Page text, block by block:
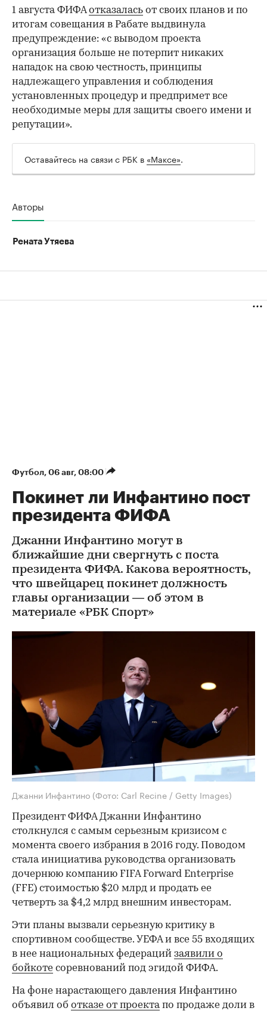
1 августа ФИФАотказалась от своих планов и по
итогам совещания в Рабате выдвинула
предупреждение: «с выводом проекта
организация больше не потерпит никаких
нападок на свою честность, принципы
надлежащего управления и соблюдения
установленных процедур и предпримет все
необходимые меры для защиты своего имени и
репутации».
Оставайтесь на связи с РБК в «Максе».
Авторы
Рената Утяева
Футбол⁠, 06 авг, 08:00
Покинет ли Инфантино пост
президента ФИФА
Джанни Инфантино могут в
ближайшие дни свергнуть с поста
президента ФИФА. Какова вероятность,
что швейцарец покинет должность
главы организации — об этом в
материале «РБК Спорт»
Джанни Инфантино (Фото: Carl Recine / Getty Images)
Президент ФИФА Джанни Инфантино
столкнулся с самым серьезным кризисом с
момента своего избрания в 2016 году. Поводом
стала инициатива руководства организовать
дочернюю компанию FIFA Forward Enterprise
(FFE) стоимостью $20 млрд и продать ее
четверть за $4,2 млрд внешним инвесторам.
Эти планы вызвали серьезную критику в
спортивном сообществе. УЕФА и все 55 входящих
в нее национальных федераций заявили о
бойкоте соревнований под эгидой ФИФА.
На фоне нарастающего давления Инфантино
объявил об отказе от проектапо продаже доли в